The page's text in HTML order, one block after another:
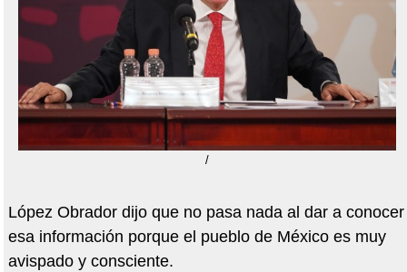
/
López Obrador dijo que no pasa nada al dar a conocer
esa información porque el pueblo de México es muy
avispado y consciente.